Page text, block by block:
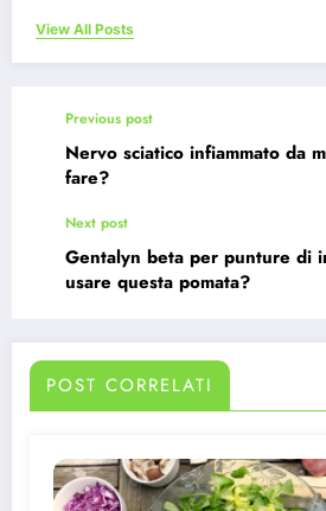
View All Posts
Previous post
Nervo sciatico infiammato da
fare?
Next post
Gentalyn beta per punture di
usare questa pomata?
POST CORRELATI